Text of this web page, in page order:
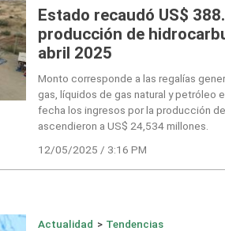
Estado recaudó US$
producción de
abril 2025
Monto corresponde a las regalías
gas, líquidos de gas natural y petróleo
fecha los ingresos por la producción
ascendieron a US$ 24,534 millones.
12/05/2025 / 3:16 PM
Actualidad > Tendencias